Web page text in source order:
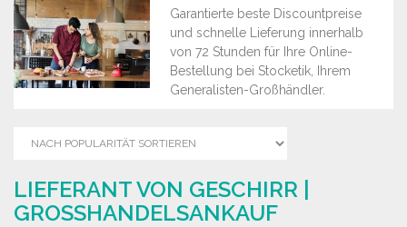
Garantierte beste Discountpreise
und schnelle Lieferung innerhalb
von 72 Stunden für Ihre Online-
Bestellung bei Stocketik, Ihrem
Generalisten-Großhändler.
LIEFERANT VON GESCHIRR |
GROSSHANDELSANKAUF